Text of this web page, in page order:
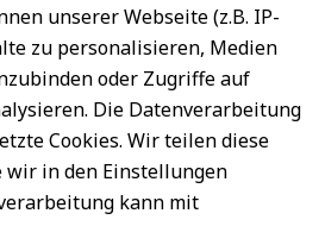
unserer Webseite (z.B. IP-
zu personalisieren, Medien
oder Zugriffe auf
Die Datenverarbeitung
Cookies. Wir teilen diese
in den Einstellungen
kann mit